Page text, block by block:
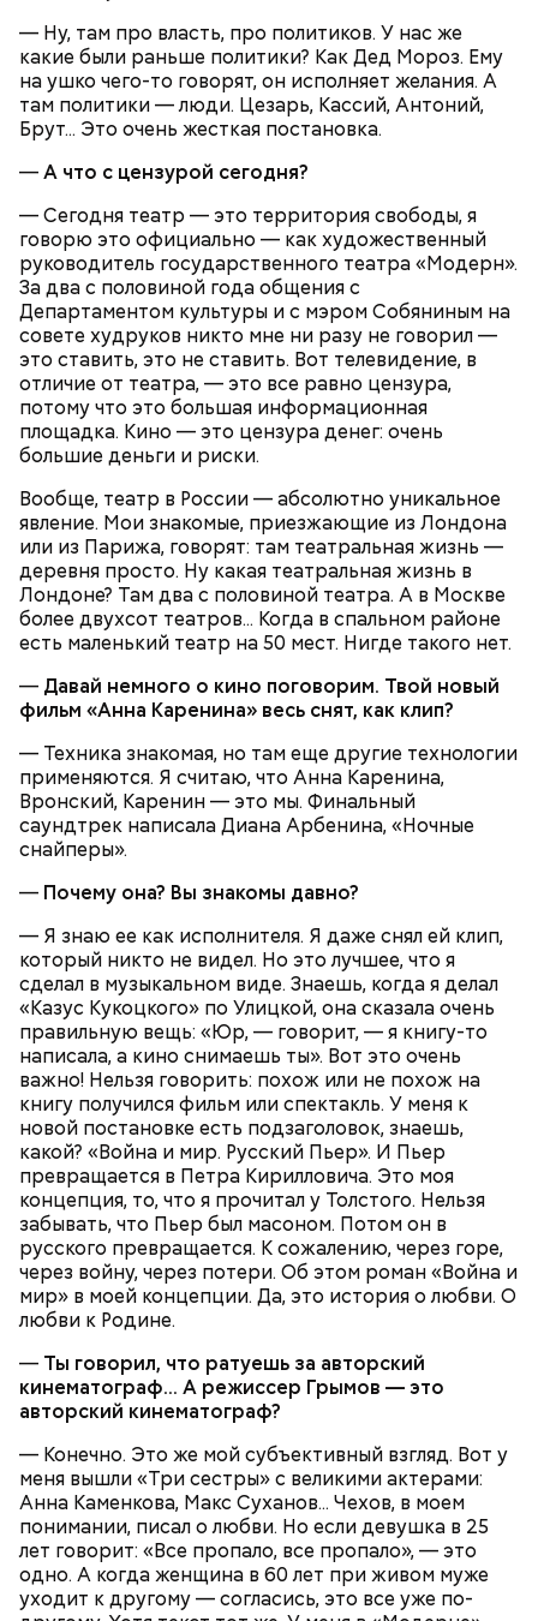
— Ну, там про власть, про политиков. У нас же
какие были раньше политики? Как Дед Мороз. Ему
на ушко чего-то говорят, он исполняет желания. А
там политики — люди. Цезарь, Кассий, Антоний,
Брут... Это очень жесткая постановка.
—А что с цензурой сегодня?
— Сегодня театр — это территория свободы, я
говорю это официально — как художественный
руководитель государственного театра «Модерн».
За два с половиной года общения с
Департаментом культуры и с мэром Собяниным на
совете худруков никто мне ни разу не говорил —
это ставить, это не ставить. Вот телевидение, в
отличие от театра, — это все равно цензура,
потому что это большая информационная
площадка. Кино — это цензура денег: очень
большие деньги и риски.
Вообще, театр в России — абсолютно уникальное
явление. Мои знакомые, приезжающие из Лондона
или из Парижа, говорят: там театральная жизнь —
деревня просто. Ну какая театральная жизнь в
Лондоне? Там два с половиной театра. А в Москве
более двухсот театров... Когда в спальном районе
есть маленький театр на 50 мест. Нигде такого нет.
— Давай немного о кино поговорим. Твой новый
фильм «Анна Каренина» весь снят, как клип?
— Техника знакомая, но там еще другие технологии
применяются. Я считаю, что Анна Каренина,
Вронский, Каренин — это мы. Финальный
саундтрек написала Диана Арбенина, «Ночные
снайперы».
— Почему она? Вы знакомы давно?
— Я знаю ее как исполнителя. Я даже снял ей клип,
который никто не видел. Но это лучшее, что я
сделал в музыкальном виде. Знаешь, когда я делал
«Казус Кукоцкого» по Улицкой, она сказала очень
правильную вещь: «Юр, — говорит, — я книгу-то
написала, а кино снимаешь ты». Вот это очень
важно! Нельзя говорить: похож или не похож на
книгу получился фильм или спектакль. У меня к
новой постановке есть подзаголовок, знаешь,
какой? «Война и мир. Русский Пьер». И Пьер
превращается в Петра Кирилловича. Это моя
концепция, то, что я прочитал у Толстого. Нельзя
забывать, что Пьер был масоном. Потом он в
русского превращается. К сожалению, через горе,
через войну, через потери. Об этом роман «Война и
мир» в моей концепции. Да, это история о любви. О
любви к Родине.
— Ты говорил, что ратуешь за авторский
кинематограф... А режиссер Грымов —это
авторский кинематограф?
— Конечно. Это же мой субъективный взгляд. Вот у
меня вышли «Три сестры» с великими актерами:
Анна Каменкова, Макс Суханов... Чехов, в моем
понимании, писал о любви. Но если девушка в 25
лет говорит: «Все пропало, все пропало», — это
одно. А когда женщина в 60 лет при живом муже
уходит к другому — согласись, это все уже по-
Святитель Николай дожил до глубокой старости и
скончался в середине IV века. По церковному
преданию, мощи святого сохранились нетленными
и источали чудесное миро, от которого исцелилось
множество людей. В 1087 году мощи Николая
Угодника были перенесены в итальянский город
На Руси святителя Николая издавна считали
покровителем моряков, купцов и детей. Ему
молились и земледельцы — о хорошей погоде, о
добром урожае. Была поговорка: «Кто Николая
любит, кто Николаю служит, тому святой Николай
во всякий час помогает».
Святой Николай Чудотворец считается
покровителем путешествующих, а также
оберегает детей и подростков. Многие мамы
провожают своих чад на прогулку, прося святого
Николая присмотреть за ними, сберечь от разных
уличных происшествий. Кроме того, святому
Николаю молятся о вразумлении своих детей,
пристрастившихся к наркотикам. Молятся
святителю Николаю о благополучном замужестве
дочерей.
Множество людей совершают паломнические
поездки, чтобы поклониться мощам Святителя
Николая, которые находятся в Италии. 19 декабря
отмечается Никола Зимний, а 22 мая Никола вешний
или летний. Этот день установлен в память об
обретении его мощей.
Молитва Николаю чудотворцу
500 г помидоров;
150 г шпината;
50 г лиственного салата;
зелень петрушки, укропа;
1/2 стакана растительного масла;
100 г муки;
уксус по вкусу;
30 г сахара.
Кабачки очистить от кожицы. Нарезать
кружочками или дольками, предварительно удалив
сердцевину. Нарезанные кабачки обвалять в муке и
обжарить в масле (половина нормы). Зеленый лук
нашинковать, слегка спас-серовать в оставшемся
масле и добавить к нему нашинкованные листья
шпината, салата, зелень петрушки, помидоры,
нарезанные небольшими дольками, и все тушить 10
минут. Листья шпината или салата можно заменить
ботвой свеклы. Полученный соус заправить солью,
уксусом, сахаром. Подать кабачки в холодном
виде, посыпать их рубленым укропом.
Томаты «Без заморочек», аджика
и лечо: топ-8 проверенных
рецептов закруток на зиму
Первые блюда
Грибной суп с фасолью